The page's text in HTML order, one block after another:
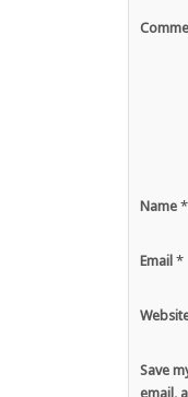
Name *
Email *
Save
email,